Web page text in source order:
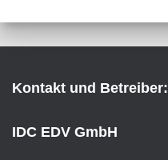
Kontakt und Betreiber:
IDC EDV GmbH